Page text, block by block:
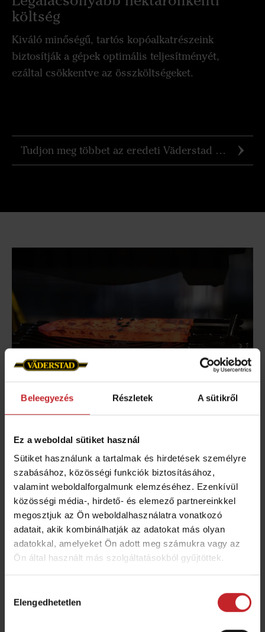
Beleegyezés Részletek A sütikről
Ez a weboldal sütiket használ
Sütiket használunk a tartalmak és hirdetések személyre
szabásához, közösségi funkciók biztosításához,
valamint weboldalforgalmunk elemzéséhez. Ezenkívül
közösségi média-, hirdető- és elemező partnereinkkel
megosztjuk az Ön weboldalhasználatra vonatkozó
adatait, akik kombinálhatják az adatokat más olyan
adatokkal, amelyeket Ön adott meg számukra vagy az
Ön által használt más szolgáltatásokból gyűjtöttek.
kiválasztása
Elengedhetetlen
költség
Kiváló minőségű, tartós kopóalkatrészeink
biztosítják a gépek optimális teljesítményét,
ezáltal csökkentve az összköltségeket.
Tudjon meg többet az eredeti Väderstad alkatrészekről
Tervezés, tesztelés és
tökéletes illeszkedés
A Väderstad eredeti alkatrészeket Svédországban,
a Väderstad Components üzembenfejlesztik,
tesztelik és gyártják.
Elkötelezettségünk a professzionális
mezőgazdaság iránt azt jelenti, hogy olyan gyári
alkatrészeket biztosítunk, amelyek garantálják a
tökéletes illeszkedést és a kiemelkedő
minőséget.